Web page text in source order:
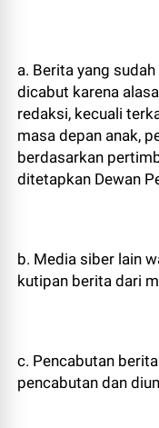
a. Berita yang
dicabut karena
redaksi, kecuali
masa depan anak,
berdasarkan
ditetapkan Dewan
b. Media siber lain
kutipan berita dari
c. Pencabutan
pencabutan dan